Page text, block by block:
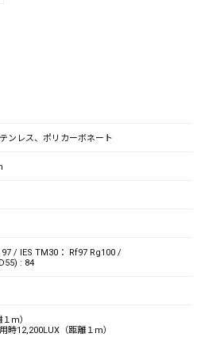
ンレス、ポリカーボネート
97 / IES TM30： Rf97 Rg100 /
: 84
m）
時12,200LUX（距離１m）